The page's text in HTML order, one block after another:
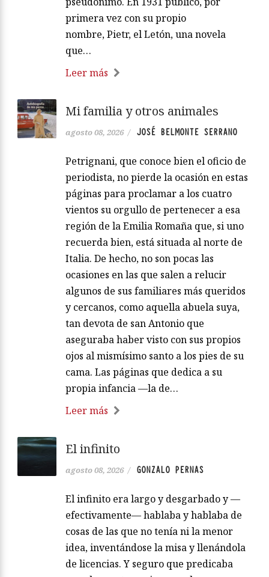
primera vez con su propio
nombre, Pietr, el Letón, una novela
que…
Leer más
Mi familia y otros animales
agosto 08, 2026 / JOSÉ BELMONTE SERRANO
Petrignani, que conoce bien el oficio de
periodista, no pierde la ocasión en estas
páginas para proclamar a los cuatro
vientos su orgullo de pertenecer a esa
región de la Emilia Romaña que, si uno
recuerda bien, está situada al norte de
Italia. De hecho, no son pocas las
ocasiones en las que salen a relucir
algunos de sus familiares más queridos
y cercanos, como aquella abuela suya,
tan devota de san Antonio que
aseguraba haber visto con sus propios
ojos al mismísimo santo a los pies de su
cama. Las páginas que dedica a su
propia infancia —la de…
Leer más
El infinito
agosto 08, 2026 / GONZALO PERNAS
El infinito era largo y desgarbado y —
efectivamente— hablaba y hablaba de
cosas de las que no tenía ni la menor
idea, inventándose la misa y llenándola
de licencias. Y seguro que predicaba